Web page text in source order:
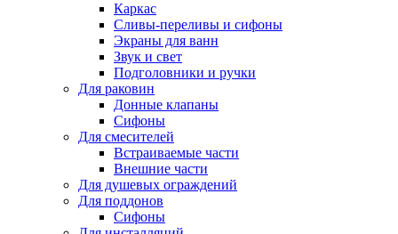
Каркас
Сливы-переливы и сифоны
Экраны для ванн
Звук и свет
Подголовники и ручки
Для раковин
Донные клапаны
Сифоны
Для смесителей
Встраиваемые части
Внешние части
Для душевых ограждений
Для поддонов
Сифоны